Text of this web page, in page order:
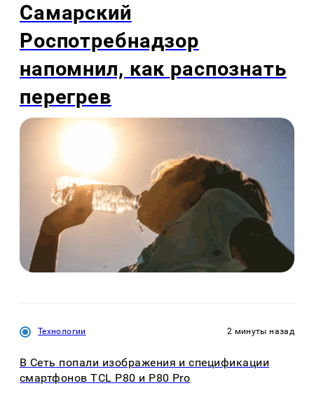
Самарский
Роспотребнадзор
напомнил, как распознать
перегрев
Технологии 2 минуты назад
В Сеть попали изображения и спецификации
смартфонов TCL P80 и P80 Pro